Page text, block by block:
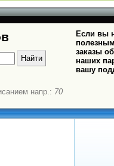
напр.: 70
Если вы
заказы
наших
вашу